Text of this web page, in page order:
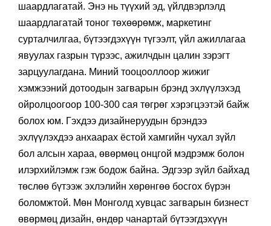
шаардлагатай. Энэ нь түүхий эд, үйлдвэрлэлд
шаардлагатай тоног төхөөрөмж, маркетинг
сурталчилгаа, бүтээгдэхүүн түгээлт, үйл ажиллагаа
явуулах газрын түрээс, ажилчдын цалин зэрэгт
зарцуулагдана. Миний тооцооллоор жижиг
хэмжээний дотоодын загварын брэнд эхлүүлэхэд
ойролцоогоор 100-300 сая төгрөг хэрэгцээтэй байж
болох юм. Гэхдээ дизайнеруудын брэндээ
эхлүүлэхдээ анхаарах ёстой хамгийн чухал зүйл
бол алсын хараа, өвөрмөц онцгой мэдрэмж болон
илэрхийлэмж гэж бодож байна. Эдгээр зүйл байхад
төслөө бүтээж эхлэлийн хөрөнгөө босгох бүрэн
боломжтой. Мөн Монголд хувцас загварын бизнест
өвөрмөц дизайн, өндөр чанартай бүтээгдэхүүн